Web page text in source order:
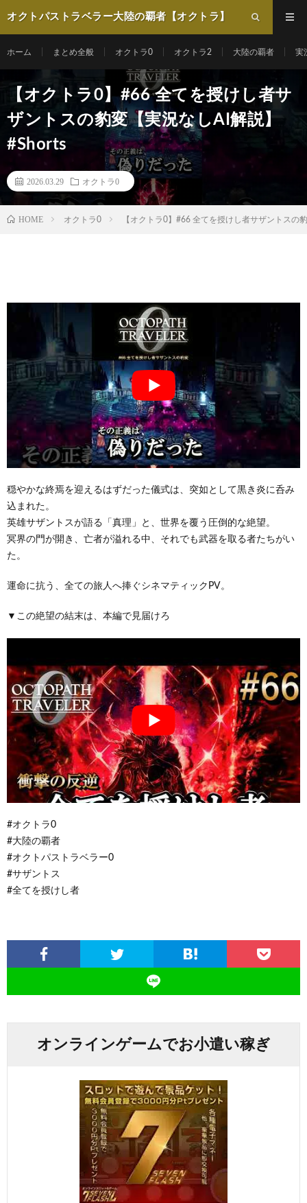
オクトパストラベラー大陸の覇者【オクトラ】
ホーム まとめ全般 オクトラ0 オクトラ2 大陸の覇者 実
【オクトラ0】#66 全てを授けし者サ
ザントスの豹変【実況なしAI解説】
#Shorts
2026.03.29 オクトラ0
HOME オクトラ0 【オクトラ0】#66 全てを授けし者サザントスの
穏やかな終焉を迎えるはずだった儀式は、突如として黒き炎に呑み
込まれた。
英雄サザントスが語る「真理」と、世界を覆う圧倒的な絶望。
冥界の門が開き、亡者が溢れる中、それでも武器を取る者たちがい
た。
運命に抗う、全ての旅人へ捧ぐシネマティックPV。
▼この絶望の結末は、本編で見届けろ
#オクトラ0
#大陸の覇者
#オクトパストラベラー0
#サザントス
#全てを授けし者
オンラインゲームでお小遣い稼ぎ